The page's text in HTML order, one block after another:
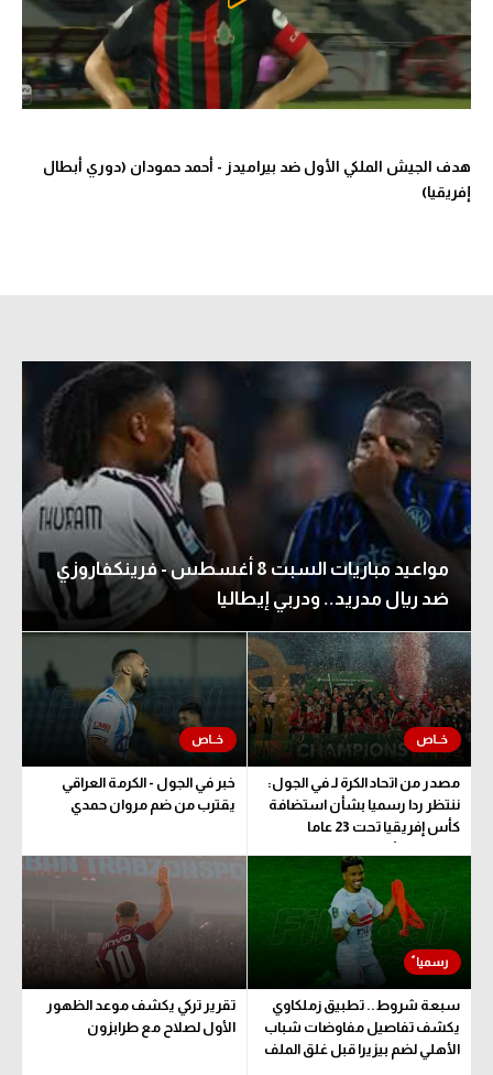
كرة يد
كرة طائرة
الوطن العربي
رياضة نسائية
أقسام خاصة
Gamers
ميركاتو
تحقيق في الجول
تقرير في الجول
تحليل في الجول
حكايات في الجول
كويز في الجول
فيديو في الجول
هدف الجيش الملكي الأول ضد بيراميدز - أحمد حمودان (دوري أبطال
إفريقيا)
مواعيد مباريات السبت 8 أغسطس - فرينكفاروزي
ضد ريال مدريد.. ودربي إيطاليا
مصدر من اتحاد الكرة لـ في الجول:
ننتظر ردا رسميا بشأن استضافة
كأس إفريقيا تحت 23 عاما
خبر في الجول - الكرمة العراقي
يقترب من ضم مروان حمدي
سبعة شروط.. تطبيق زملكاوي
يكشف تفاصيل مفاوضات شباب
الأهلي لضم بيزيرا قبل غلق الملف
تقرير تركي يكشف موعد الظهور
الأول لصلاح مع طرابزون